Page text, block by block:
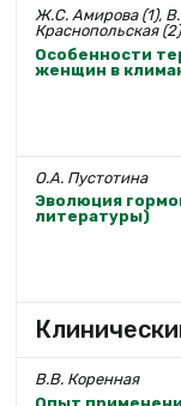
Ж.С. Амирова (1),
Краснопольская (2)
Особенности
женщин в
О.А. Пустотина
Эволюция
литературы)
В.В. Коренная